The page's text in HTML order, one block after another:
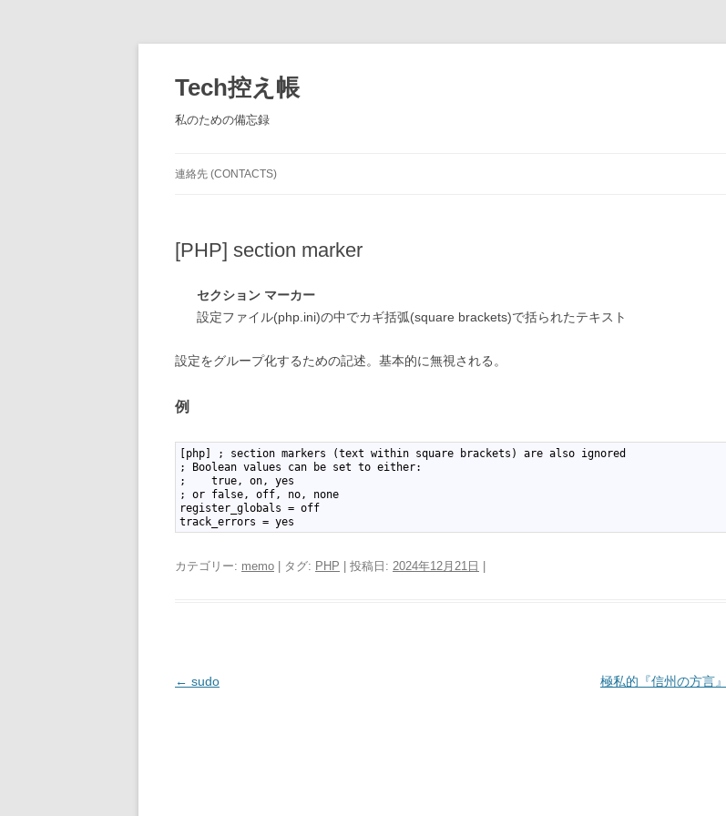
ツ
へ
ス
Tech控え帳
私のための備忘録
連絡先 (CONTACTS)
[PHP] section marker
セクション マーカー
設定ファイル(php.ini)の中でカギ括弧(square brackets)で括られたテキスト
設定をグループ化するための記述。基本的に無視される。
例
[php] ; section markers (text within square brackets) are also ignored
; Boolean values can be set to either:
;    true, on, yes
; or false, off, no, none
register_globals = off
track_errors = yes
カテゴリー: memo | タグ: PHP | 投稿日: 2024年12月21日
投
← sudo 極私的『信州の方言』